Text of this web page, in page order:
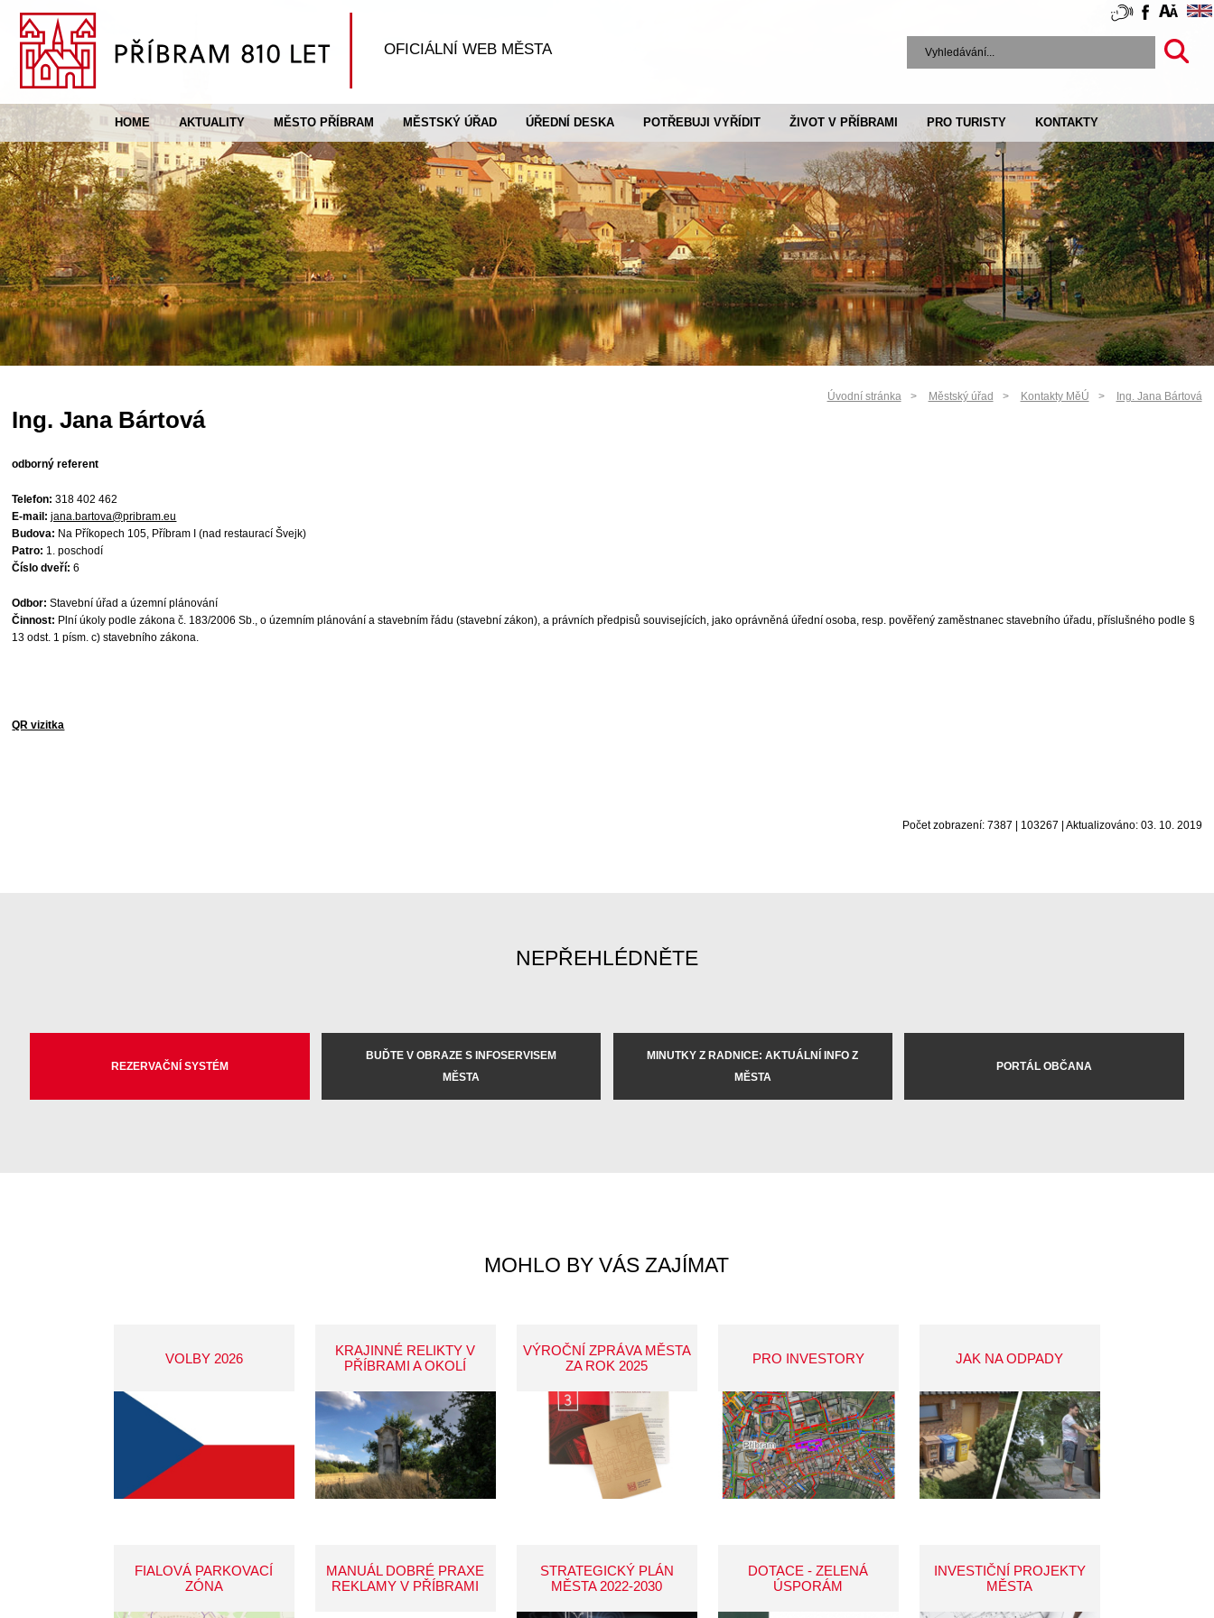
OFICIÁLNÍ WEB MĚSTA
HOME AKTUALITY MĚSTO PŘÍBRAM MĚSTSKÝ ÚŘAD ÚŘEDNÍ DESKA POTŘEBUJI VYŘÍDIT ŽIVOT V PŘÍBRAMI PRO TURISTY KONTAKTY
Úvodní stránka Městský úřad Kontakty MěÚ Ing. Jana Bártová
Ing. Jana Bártová
odborný referent
Telefon: 318 402 462
E-mail: jana.bartova@pribram.eu
Budova: Na Příkopech 105, Příbram I (nad restaurací Švejk)
Patro: 1. poschodí
Číslo dveří: 6
Odbor: Stavební úřad a územní plánování
Činnost: Plní úkoly podle zákona č. 183/2006 Sb., o územním plánování a stavebním řádu (stavební zákon), a právních předpisů souvisejících, jako oprávněná úřední osoba, resp. pověřený zaměstnanec stavebního úřadu, příslušného podle §
13 odst. 1 písm. c) stavebního zákona.
QR vizitka
Počet zobrazení: 7387 | 103267 | Aktualizováno: 03. 10. 2019
NEPŘEHLÉDNĚTE
REZERVAČNÍ SYSTÉM
BUĎTE V OBRAZE S INFOSERVISEM
MĚSTA
MINUTKY Z RADNICE: AKTUÁLNÍ INFO Z
MĚSTA
PORTÁL OBČANA
MOHLO BY VÁS ZAJÍMAT
VOLBY 2026
KRAJINNÉ RELIKTY V
PŘÍBRAMI A OKOLÍ
VÝROČNÍ ZPRÁVA MĚSTA
ZA ROK 2025
PRO INVESTORY JAK NA ODPADY
FIALOVÁ PARKOVACÍ
ZÓNA
MANUÁL DOBRÉ PRAXE
REKLAMY V PŘÍBRAMI
STRATEGICKÝ PLÁN
MĚSTA 2022-2030
DOTACE - ZELENÁ
ÚSPORÁM
INVESTIČNÍ PROJEKTY
MĚSTA